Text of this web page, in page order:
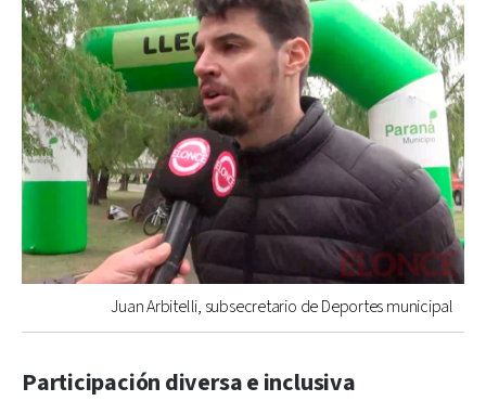
Juan Arbitelli, subsecretario de Deportes municipal
Participación diversa e inclusiva